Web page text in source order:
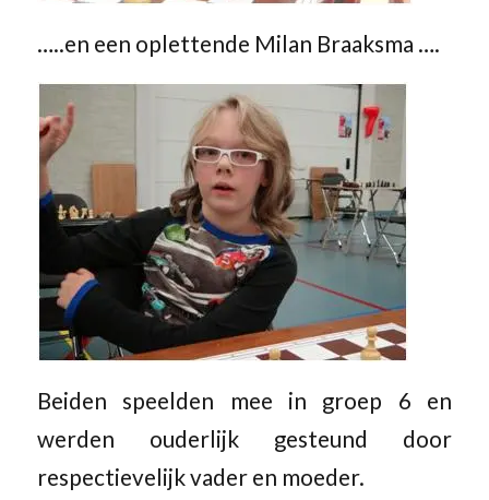
…..en een oplettende Milan Braaksma ….
Beiden speelden mee in groep 6 en
werden ouderlijk gesteund door
respectievelijk vader en moeder.